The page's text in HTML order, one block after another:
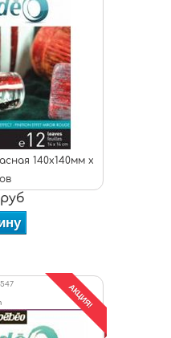
140х140мм х
руб
АКЦИЯ!